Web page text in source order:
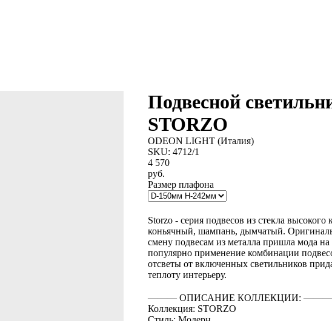
Подвесной
STORZO
ODEON LIGHT (Италия)
SKU: 4712/1
4 570
руб.
Размер плафона
Storzo - серия подвесов из стекла
коньячный, шампань, дымчатый.
смену подвесам из металла пришла мода
популярно применение комбинации
отсветы от включенных светильников
теплоту интерьеру.
――― ОПИСАНИЕ КОЛЛЕКЦИИ: ―――
Коллекция: STORZO